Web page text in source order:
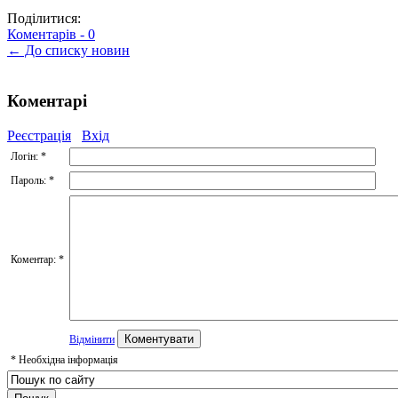
Поділитися:
Коментарів - 0
← До списку новин
Коментарі
Реєстрація Вхід
Логін: *
Пароль: *
Коментар: *
Відмінити
* Необхідна інформація